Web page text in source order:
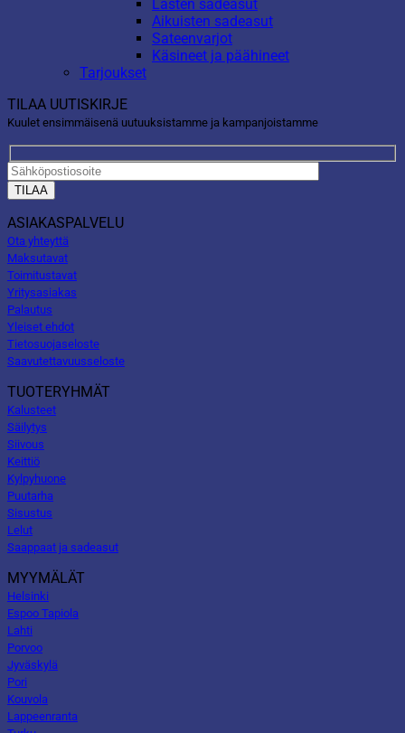
Lasten sadeasut
Aikuisten sadeasut
Sateenvarjot
Käsineet ja päähineet
Tarjoukset
TILAA UUTISKIRJE
Kuulet ensimmäisenä uutuuksistamme ja kampanjoistamme
ASIAKASPALVELU
Ota yhteyttä
Maksutavat
Toimitustavat
Yritysasiakas
Palautus
Yleiset ehdot
Tietosuojaseloste
Saavutettavuusseloste
TUOTERYHMÄT
Kalusteet
Säilytys
Siivous
Keittiö
Kylpyhuone
Puutarha
Sisustus
Lelut
Saappaat ja sadeasut
MYYMÄLÄT
Helsinki
Espoo Tapiola
Lahti
Porvoo
Jyväskylä
Pori
Kouvola
Lappeenranta